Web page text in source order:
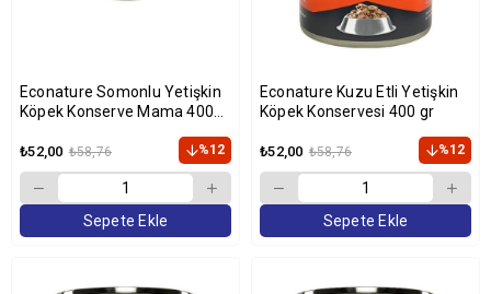
Econature Somonlu Yetişkin
Köpek Konserve Mama 400
₺52,00 ₺58,76 %12
Sepete Ekle
Econature Kuzu Etli Yetişkin
Köpek Konservesi 400 gr
₺52,00 ₺58,76 %12
Sepete Ekle